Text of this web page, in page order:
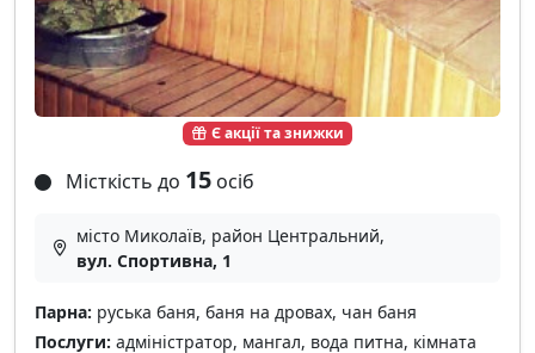
Є акції та знижки
Місткість до 15 осіб
місто Миколаїв, район Центральний,
вул. Спортивна, 1
Парна: руська баня, баня на дровах, чан баня
Послуги: адміністратор, мангал, вода питна, кімната